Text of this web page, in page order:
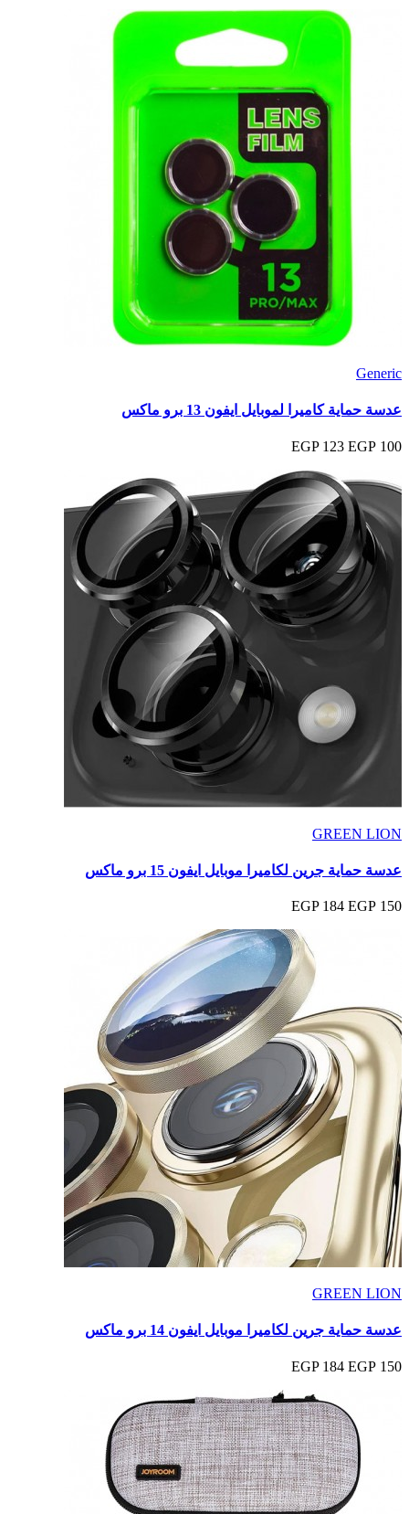
Generic
عدسة حماية كاميرا لموبايل ايفون 13 برو ماكس
100 EGP
123 EGP
GREEN LION
عدسة حماية جرين لكاميرا موبايل ايفون 15 برو ماكس
150 EGP
184 EGP
GREEN LION
عدسة حماية جرين لكاميرا موبايل ايفون 14 برو ماكس
150 EGP
184 EGP